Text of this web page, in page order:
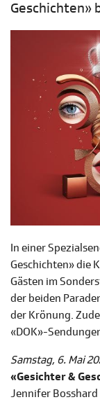
Geschichten»
In einer
Geschichten» die
Gästen im
der beiden
der Krönung.
«DOK»-
Samstag, 6. Mai
«Gesichter &
Jennifer